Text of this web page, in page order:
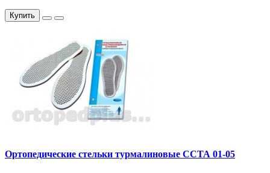
Купить
Ортопедические стельки турмалиновые ССТА 01-05